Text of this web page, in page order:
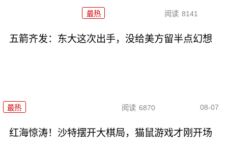
最热 阅读 8141
五箭齐发：东大这次出手，没给美方留半点幻想
最热 阅读 6870 08-07
红海惊涛！沙特摆开大棋局，猫鼠游戏才刚开场